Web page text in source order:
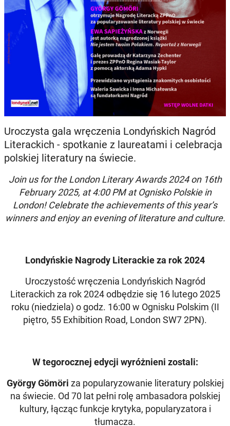
Uroczysta gala wręczenia Londyńskich Nagród
Literackich - spotkanie z laureatami i celebracja
polskiej literatury na świecie.
Join us for the London Literary Awards 2024 on 16th
February 2025, at 4:00 PM at Ognisko Polskie in
London! Celebrate the achievements of this year’s
winners and enjoy an evening of literature and culture.
Londyńskie Nagrody Literackie za rok 2024
Uroczystość wręczenia Londyńskich Nagród
Literackich za rok 2024 odbędzie się 16 lutego 2025
roku (niedziela) o godz. 16:00 w Ognisku Polskim (II
piętro, 55 Exhibition Road, London SW7 2PN).
W tegorocznej edycji wyróżnieni zostali:
György Gömöri za popularyzowanie literatury polskiej
na świecie. Od 70 lat pełni rolę ambasadora polskiej
kultury, łącząc funkcje krytyka, popularyzatora i
tłumacza.